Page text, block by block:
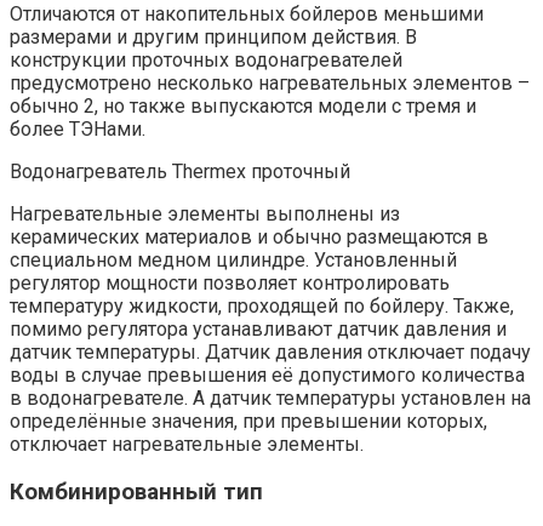
Отличаются от накопительных бойлеров меньшими
размерами и другим принципом действия. В
конструкции проточных водонагревателей
предусмотрено несколько нагревательных элементов –
обычно 2, но также выпускаются модели с тремя и
более ТЭНами.
Водонагреватель Thermex проточный
Нагревательные элементы выполнены из
керамических материалов и обычно размещаются в
специальном медном цилиндре. Установленный
регулятор мощности позволяет контролировать
температуру жидкости, проходящей по бойлеру. Также,
помимо регулятора устанавливают датчик давления и
датчик температуры. Датчик давления отключает подачу
воды в случае превышения её допустимого количества
в водонагревателе. А датчик температуры установлен на
определённые значения, при превышении которых,
отключает нагревательные элементы.
Комбинированный тип